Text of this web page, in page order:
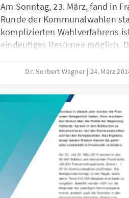
Am Sonntag, 23. März, fand in
Runde der Kommunalwahlen
komplizierten Wahlverfahrens
eindeutiges Resümee möglich.
Resultat der zweiten Runde am
Dr. Norbert Wagner 24. März